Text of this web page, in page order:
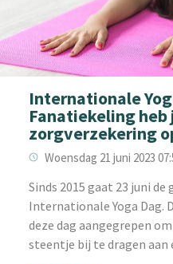
Internationale
Fanatiekeling heb
zorgverzekering
Woensdag 21 juni 2023
‌Sinds 2015 gaat 23 juni
Internationale Yoga Dag.
deze dag aangegrepen
steentje bij te dragen aan